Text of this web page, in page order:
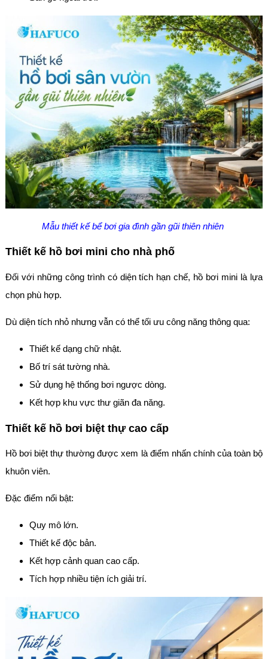
Mẫu thiết kế bể bơi gia đình gần gũi thiên nhiên
Thiết kế hồ bơi mini cho nhà phố
Đối với những công trình có diện tích hạn chế, hồ bơi mini là lựa
chọn phù hợp.
Dù diện tích nhỏ nhưng vẫn có thể tối ưu công năng thông qua:
Thiết kế dạng chữ nhật.
Bố trí sát tường nhà.
Sử dụng hệ thống bơi ngược dòng.
Kết hợp khu vực thư giãn đa năng.
Thiết kế hồ bơi biệt thự cao cấp
Hồ bơi biệt thự thường được xem là điểm nhấn chính của toàn bộ
khuôn viên.
Đặc điểm nổi bật:
Quy mô lớn.
Thiết kế độc bản.
Kết hợp cảnh quan cao cấp.
Tích hợp nhiều tiện ích giải trí.